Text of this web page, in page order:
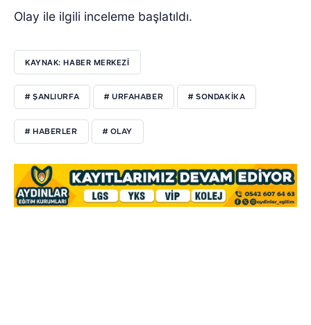
Olay ile ilgili inceleme başlatıldı.
KAYNAK: HABER MERKEZI
# ŞANLIURFA # URFAHABER # SONDAKİKA
# HABERLER # OLAY